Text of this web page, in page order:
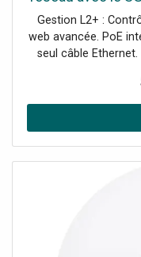
Gestion L2+ :
web avancée. PoE
seul câble
transfert de
Connectez
performance.
dans